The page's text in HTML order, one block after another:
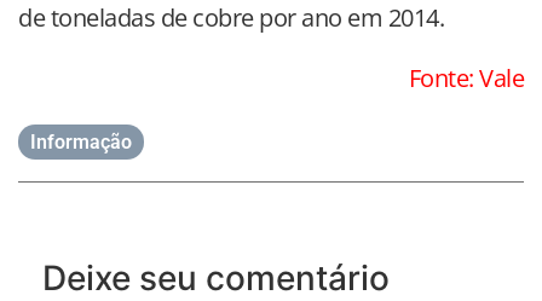
de toneladas de cobre por ano em 2014.
Fonte: Vale
Informação
Deixe seu comentário